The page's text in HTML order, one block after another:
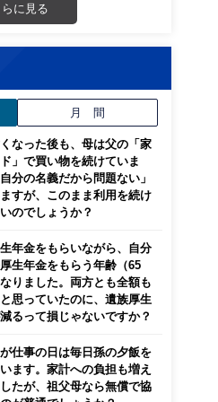
らに見る
月 間
なった後も、母は父の「家
」で買い物を続けていま
分の名義だから問題ない」
すが、このまま利用を続け
のでしょうか？
年金をもらいながら、自分
生年金をもらう年齢（65
りました。両方とも全額も
思っていたのに、遺族厚生
るって損じゃないですか？
仕事の日は毎日孫の夕飯を
ます。家計への負担も増え
たが、祖父母なら無償で協